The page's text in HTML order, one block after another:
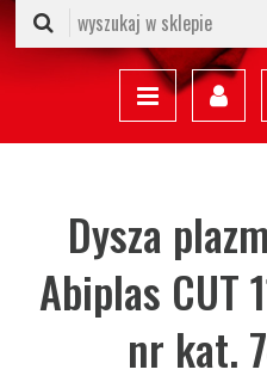
Dysza
Abiplas CUT
nr kat.